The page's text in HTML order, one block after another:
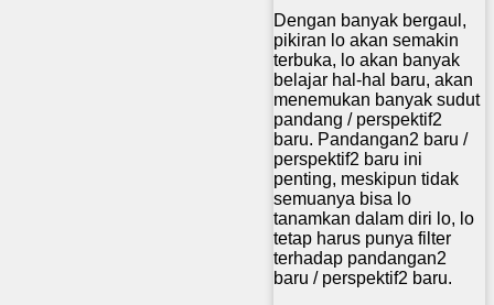
Dengan banyak bergaul,
pikiran lo akan semakin
terbuka, lo akan banyak
belajar hal-hal baru, akan
menemukan banyak sudut
pandang / perspektif2
baru. Pandangan2 baru /
perspektif2 baru ini
penting, meskipun tidak
semuanya bisa lo
tanamkan dalam diri lo, lo
tetap harus punya filter
terhadap pandangan2
baru / perspektif2 baru.